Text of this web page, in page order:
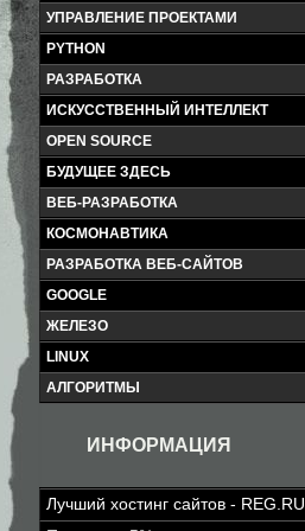
УПРАВЛЕНИЕ ПРОЕКТАМИ
PYTHON
РАЗРАБОТКА
ИСКУССТВЕННЫЙ ИНТЕЛЛЕКТ
OPEN SOURCE
БУДУЩЕЕ ЗДЕСЬ
ВЕБ-РАЗРАБОТКА
КОСМОНАВТИКА
РАЗРАБОТКА ВЕБ-САЙТОВ
GOOGLE
ЖЕЛЕЗО
LINUX
АЛГОРИТМЫ
ИНФОРМАЦИЯ
Лучший хостинг сайтов - REG.RU